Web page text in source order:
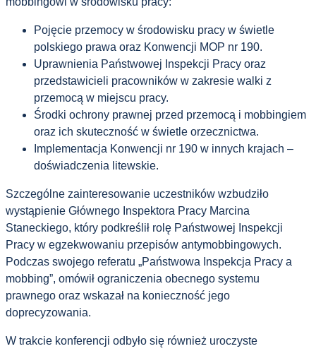
Pojęcie przemocy w środowisku pracy w świetle
polskiego prawa oraz Konwencji MOP nr 190.
Uprawnienia Państwowej Inspekcji Pracy oraz
przedstawicieli pracowników w zakresie walki z
przemocą w miejscu pracy.
Środki ochrony prawnej przed przemocą i mobbingiem
oraz ich skuteczność w świetle orzecznictwa.
Implementacja Konwencji nr 190 w innych krajach –
doświadczenia litewskie.
Szczególne zainteresowanie uczestników wzbudziło
wystąpienie Głównego Inspektora Pracy Marcina
Staneckiego, który podkreślił rolę Państwowej Inspekcji
Pracy w egzekwowaniu przepisów antymobbingowych.
Podczas swojego referatu „Państwowa Inspekcja Pracy a
mobbing”, omówił ograniczenia obecnego systemu
prawnego oraz wskazał na konieczność jego
doprecyzowania.
W trakcie konferencji odbyło się również uroczyste